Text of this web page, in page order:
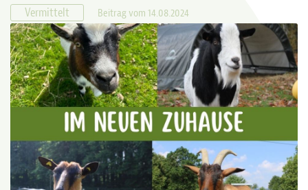
Vermittelt
Beitrag vom 14.08.2024